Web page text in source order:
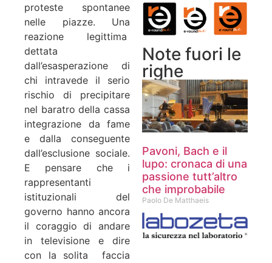
proteste spontanee
nelle piazze. Una
reazione legittima
dettata
dall’esasperazione di
chi intravede il serio
rischio di precipitare
nel baratro della cassa
integrazione da fame
e dalla conseguente
dall’esclusione sociale.
E pensare che i
rappresentanti
istituzionali del
governo hanno ancora
il coraggio di andare
in televisione e dire
con la solita faccia
Note fuori le
righe
Pavoni, Bach e il
lupo: cronaca di una
passione tutt’altro
che improbabile
Paolo De Matthaeis